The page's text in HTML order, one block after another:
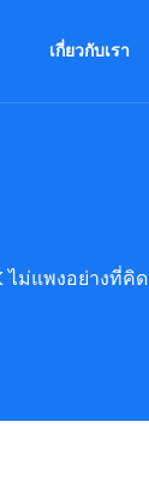
เกี่ยวกับเรา
ไม่แพงอย่างที่